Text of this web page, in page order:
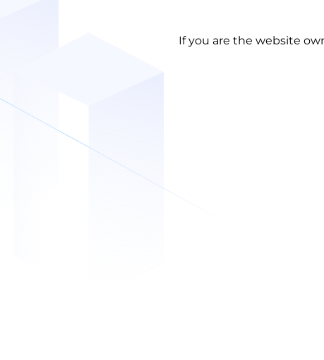
If you are the website